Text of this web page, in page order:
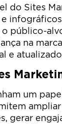
do Sites
público-
na
e
um
ampliar
gerar